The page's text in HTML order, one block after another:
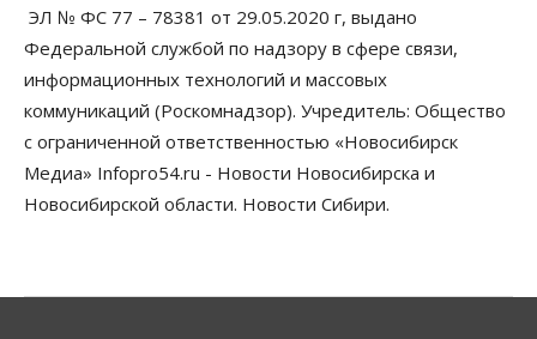
По «Сибэлектротерму» выдали исполнительные
листы на полмиллиарда рублей
07 Августа 2026, 08:00
Бизнес Власть Медицина Общество
Искусственный интеллект предлагают
привлекать к разработке новых лекарств в
России
ЭЛ № ФС 77 – 78381 от 29.05.2020 г, выдано
Федеральной службой по надзору в сфере связи,
информационных технологий и массовых
коммуникаций (Роскомнадзор). Учредитель: Общество
с ограниченной ответственностью «Новосибирск
Медиа» Infopro54.ru - Новости Новосибирска и
Новосибирской области. Новости Сибири.